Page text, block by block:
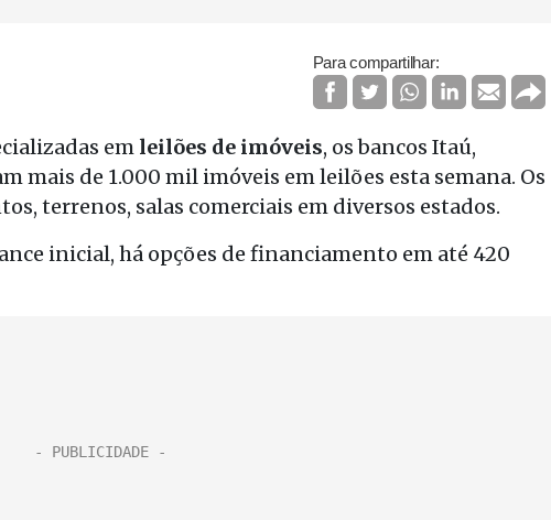
Para compartilhar:
em leilões de imóveis, os bancos Itaú,
mais de 1.000 mil imóveis em leilões esta semana. Os
terrenos, salas comerciais em diversos estados.
inicial, há opções de financiamento em até 420